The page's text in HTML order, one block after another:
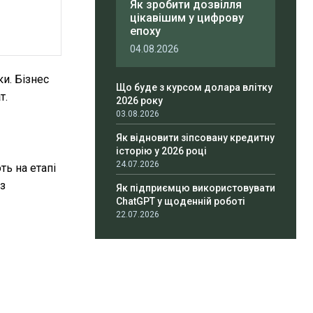
Бізнес
на етапі
Як зробити дозвілля
цікавішим у цифрову
епоху
04.08.2026
Що буде з курсом долара влітку
2026 року
03.08.2026
Як відновити зіпсовану кредитну
історію у 2026 році
24.07.2026
Як підприємцю використовувати
ChatGPT у щоденній роботі
22.07.2026